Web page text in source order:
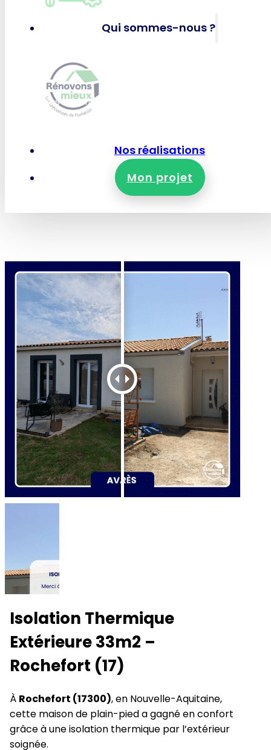
Qui sommes-nous ?
Nos certifications et garanties
Nos réalisations
Mon projet
Isolation Thermique
Extérieure 33m2 –
Rochefort (17)
À Rochefort (17300), en Nouvelle-Aquitaine,
cette maison de plain-pied a gagné en confort
grâce à une isolation thermique par l’extérieur
soignée.